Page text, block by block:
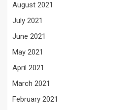
August 2021
July 2021
June 2021
May 2021
April 2021
March 2021
February 2021